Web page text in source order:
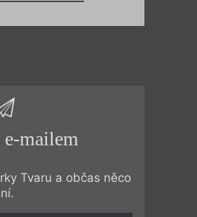
mailem
Tvaru a občas něco